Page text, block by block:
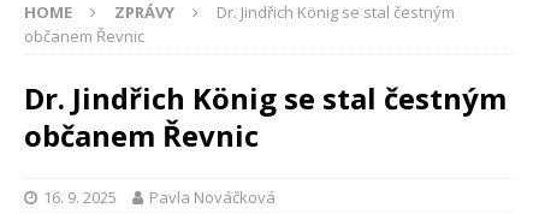
HOME ZPRÁVY
Dr. Jindřich König se stal čestným
občanem Řevnic
Dr. Jindřich König se stal čestným
občanem Řevnic
16. 9. 2025 Pavla Nováčková